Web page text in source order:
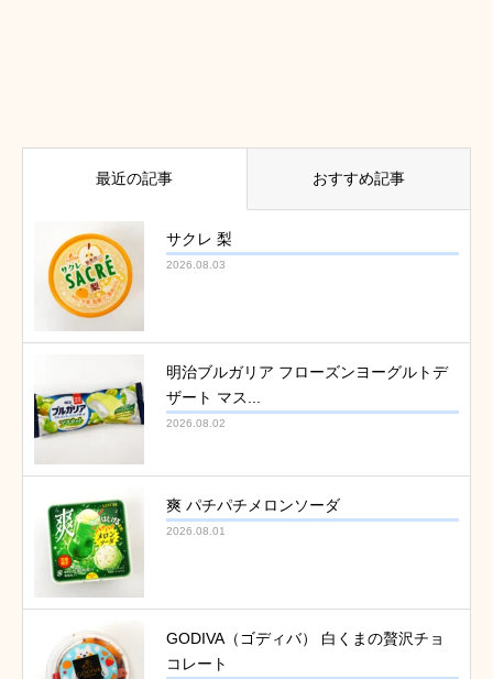
最近の記事 おすすめ記事
サクレ 梨
2026.08.03
明治ブルガリア フローズンヨーグルトデ
ザート マス...
2026.08.02
爽 パチパチメロンソーダ
2026.08.01
GODIVA（ゴディバ） 白くまの贅沢チョ
コレート